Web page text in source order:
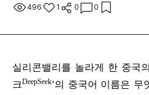
496 1 0 0
실리콘밸리를 놀라게 한 중국
크DeepSeek’의 중국어 이름은 무